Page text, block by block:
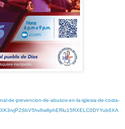
de-prevencion-de-abusos-en-la-iglesia-de-costa-